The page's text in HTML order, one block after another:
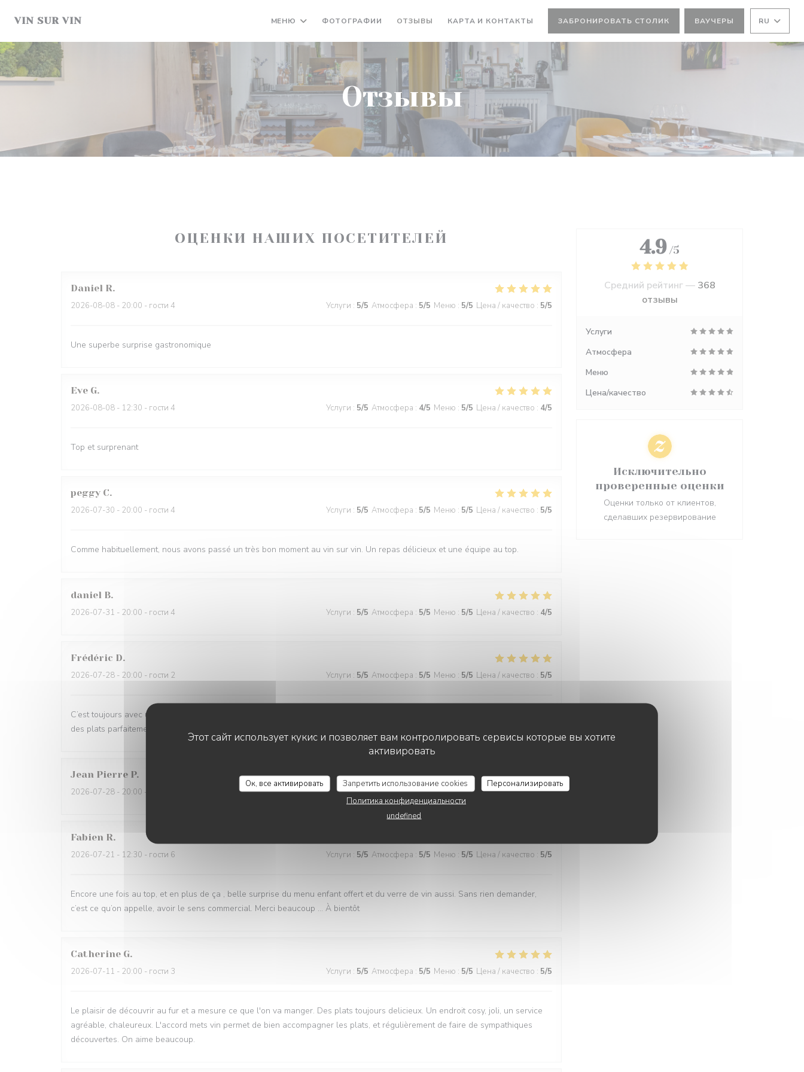
Этот сайт использует кукис и позволяет вам контролировать сервисы которые вы хотите
активировать
Ок, все активировать Запретить использование cookies
Персонализировать
Политика конфиденциальности
undefined
VIN SUR VIN МЕНЮ ФОТОГРАФИИ ОТЗЫВЫ КАРТА И КОНТАКТЫ ЗАБРОНИРОВАТЬ СТОЛИК ВАУЧЕРЫ RU
Отзывы
ОЦЕНКИ НАШИХ ПОСЕТИТЕЛЕЙ
Daniel R
2026-08-08 - 20:00 - гости 4 Услуги : 5/5 Атмосфера : 5/5 Меню : 5/5 Цена / качество : 5/5
Une superbe surprise gastronomique
Eve G
2026-08-08 - 12:30 - гости 4 Услуги : 5/5 Атмосфера : 4/5 Меню : 5/5 Цена / качество : 4/5
Top et surprenant
peggy C
2026-07-30 - 20:00 - гости 4 Услуги : 5/5 Атмосфера : 5/5 Меню : 5/5 Цена / качество : 5/5
Comme habituellement, nous avons passé un très bon moment au vin sur vin. Un repas délicieux et une équipe au top.
daniel B
2026-07-31 - 20:00 - гости 4 Услуги : 5/5 Атмосфера : 5/5 Меню : 5/5 Цена / качество : 4/5
Frédéric D
2026-07-28 - 20:00 - гости 2 Услуги : 5/5 Атмосфера : 5/5 Меню : 5/5 Цена / качество : 5/5
C’est toujours avec un grand plaisir que nous venons dîner au Vin sur Vin. Le chef arrive toujours à nous surprendre grâce à
des plats parfaitement élaborés et délicieux. L’équipe est agréable, sympathique et à l’écoute. Félicitations !
Jean Pierre P
2026-07-28 - 20:00 - гости 2 Услуги:5/5 Атмосфера:5/5 Меню:5/5 Цена / качество:5/5
Fabien R
2026-07-21 - 12:30 - гости 6 Услуги : 5/5 Атмосфера : 5/5 Меню : 5/5 Цена / качество : 5/5
Encore une fois au top, et en plus de ça , belle surprise du menu enfant offert et du verre de vin aussi. Sans rien demander,
c’est ce qu’on appelle, avoir le sens commercial. Merci beaucoup … À bientôt
Catherine G
2026-07-11 - 20:00 - гости 3 Услуги : 5/5 Атмосфера : 5/5 Меню : 5/5 Цена / качество : 5/5
Le plaisir de découvrir au fur et a mesure ce que l'on va manger. Des plats toujours delicieux. Un endroit cosy, joli, un service
agréable, chaleureux. L'accord mets vin permet de bien accompagner les plats, et régulièrement de faire de sympathiques
découvertes. On aime beaucoup.
4.9 /5
Средний рейтинг — 368
отзывы
Услуги
Атмосфера
Меню
Цена/качество
Исключительно
проверенные оценки
Оценки только от клиентов,
сделавших резервирование
VIN SUR VIN